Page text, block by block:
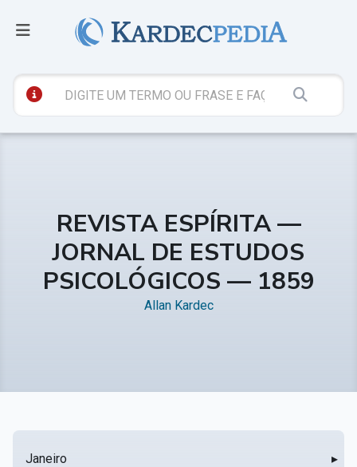
REVISTA ESPÍRITA —
JORNAL DE ESTUDOS
PSICOLÓGICOS — 1859
Allan Kardec
Janeiro ▸